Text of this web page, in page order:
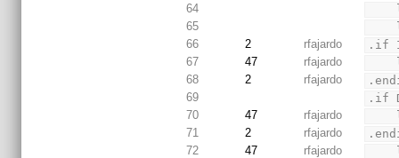
64
65
66
2 rfajardo
.if
67
47 rfajardo
68
2 rfajardo
69
.if
70
47 rfajardo
71
2 rfajardo
72
47 rfajardo